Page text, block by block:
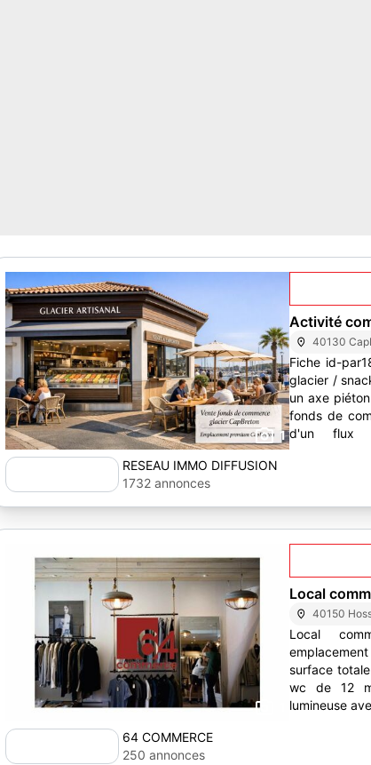
1
Activité
40130
Fiche id-
glacier /
un axe
fonds de
d'un flux
RESEAU IMMO DIFFUSION
1732 annonces
Local
40150
Local
emplacement
surface
wc de 12
64 COMMERCE
250 annonces